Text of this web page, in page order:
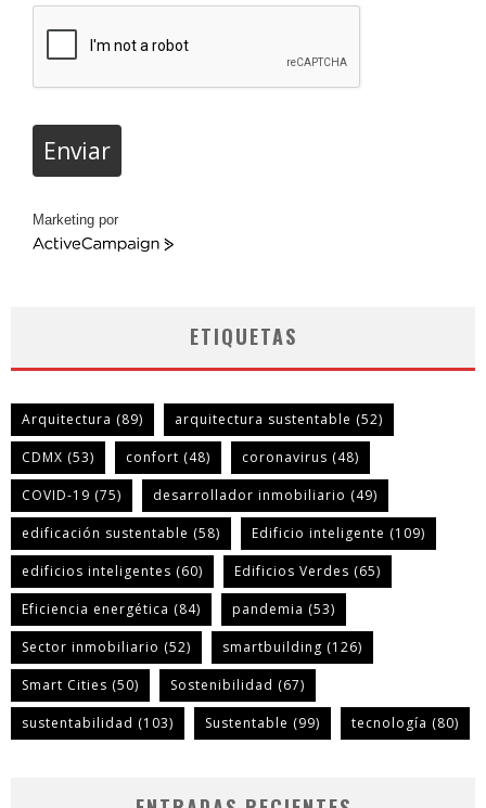
Enviar
Marketing por
ActiveCampaign
ETIQUETAS
Arquitectura (89) arquitectura sustentable (52)
CDMX (53) confort (48) coronavirus (48)
COVID-19 (75) desarrollador inmobiliario (49)
edificación sustentable (58) Edificio inteligente (109)
edificios inteligentes (60) Edificios Verdes (65)
Eficiencia energética (84) pandemia (53)
Sector inmobiliario (52) smartbuilding (126)
Smart Cities (50) Sostenibilidad (67)
sustentabilidad (103) Sustentable (99) tecnología (80)